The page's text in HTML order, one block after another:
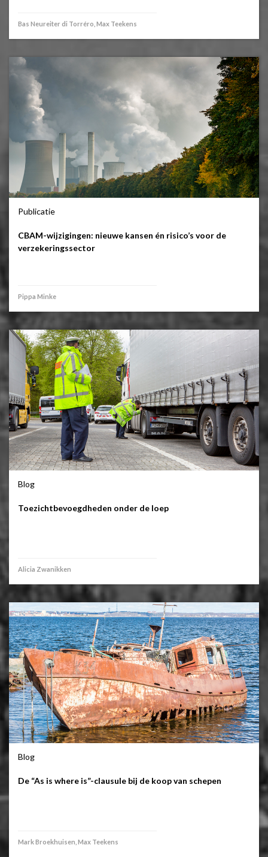
Bas Neureiter di Torréro, Max Teekens
Publicatie
CBAM-wijzigingen: nieuwe kansen én risico’s voor de
verzekeringssector
Pippa Minke
Blog
Toezichtbevoegdheden onder de loep
Alicia Zwanikken
Blog
De “As is where is”-clausule bij de koop van schepen
Mark Broekhuisen, Max Teekens